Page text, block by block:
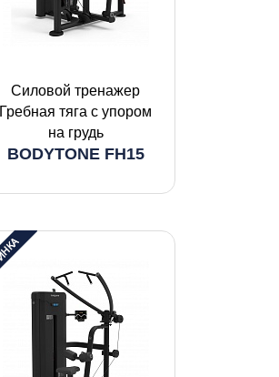
Силовой тренажер
Гребная тяга с упором
на грудь
BODYTONE FH15